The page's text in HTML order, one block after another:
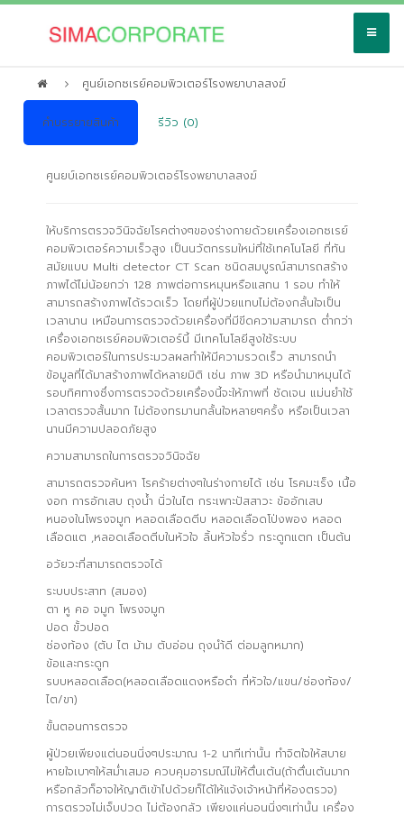
ศูนย์เอกซเรย์คอมพิวเตอร์โรงพยาบาลสงฆ์
คำบรรยายสินค้า รีวิว (0)
ศูนยบ์เอกซเรย์คอมพิวเตอร์โรงพยาบาลสงฆ์
ให้บริการตรวจวินิจฉัยโรคต่างๆของร่างกายด้วยเครื่องเอกซเรย์
คอมพิวเตอร์ความเร็วสูง เป็นนวัตกรรมใหม่ที่ใช้เทคโนโลยี ที่ทัน
สมัยแบบ Multi detector CT Scan ชนิดสมบูรณ์สามารถสร้าง
ภาพได้ไม่น้อยกว่า 128 ภาพต่อการหมุนหรือแสกน 1 รอบ ทำให้
สามารถสร้างภาพได้รวดเร็ว โดยที่ผู้ป่วยแทบไม่ต้องกลั้นใจเป็น
เวลานาน เหมือนการตรวจด้วยเครื่องที่มีขีดความสามารถ ต่ำกว่า
เครื่องเอกซเรย์คอมพิวเตอร์นี้ มีเทคโนโลยีสูงใช้ระบบ
คอมพิวเตอร์ในการประมวลผลทำให้มีความรวดเร็ว สามารถนำ
ข้อมูลที่ได้มาสร้างภาพได้หลายมิติ เช่น ภาพ 3D หรือนำมาหมุนได้
รอบทิศทางซึ่งการตรวจด้วยเครื่องนี้จะให้ภาพที่ ชัดเจน แม่นยำใช้
เวลาตรวจสั้นมาก ไม่ต้องทรมานกลั้นใจหลายๆครั้ง หรือเป็นเวลา
นานมีความปลอดภัยสูง
ความสามารถในการตรวจวินิจฉัย
สามารถตรวจค้นหา โรคร้ายต่างๆในร่างกายได้ เช่น โรคมะเร็ง เนื้อ
งอก การอักเสบ ถุงน้ำ นิ่วในไต กระเพาะปัสสาวะ ข้ออักเสบ
หนองในโพรงจมูก หลอดเลือดตีบ หลอดเลือดโป่งพอง หลอด
เลือดแต ,หลอดเลือดตีบในหัวใจ ลิ้นหัวใจรั่ว กระดูกแตก เป็นต้น
อวัยวะที่สามารถตรวจได้
ระบบประสาท (สมอง)
ตา หู คอ จมูก โพรงจมูก
ปอด ขั้วปอด
ช่องท้อง (ตับ ไต ม้าม ตับอ่อน ถุงนำ้ดี ต่อมลูกหมาก)
ข้อและกระดูก
รบบหลอดเลือด(หลอดเลือดแดงหรือดำ ที่หัวใจ/แขน/ช่องท้อง/
ไต/ขา)
ขั้นตอนการตรวจ
ผู้ป่วยเพียงแต่นอนนิ่งๆประมาณ 1-2 นาทีเท่านั้น ทำจิตใจให้สบาย
หายใจเบาๆให้สม่ำเสมอ ควบคุมอารมณ์ไม่ให้ตื่นเต้น(ถ้าตื่นเต้นมาก
หรือกลัวก็อาจให้ญาติเข้าไปด้วยก็ได้ให้แจ้งเจ้าหน้าที่ห้องตรวจ)
การตรวจไม่เจ็บปวด ไม่ต้องกลัว เพียงแค่นอนนิ่งๆเท่านั้น เครื่อง